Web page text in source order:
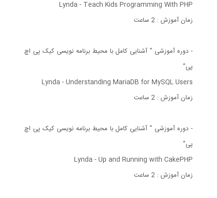
Lynda - Teach Kids Programming With PHP
زمان آموزش : 2 ساعت
- دوره آموزشی “ آشنایی کامل با محیط برنامه نویسی کیک پی اچ
پی”
Lynda - Understanding MariaDB for MySQL Users
زمان آموزش : 2 ساعت
- دوره آموزشی “ آشنایی کامل با محیط برنامه نویسی کیک پی اچ
پی”
Lynda - Up and Running with CakePHP
زمان آموزش : 2 ساعت